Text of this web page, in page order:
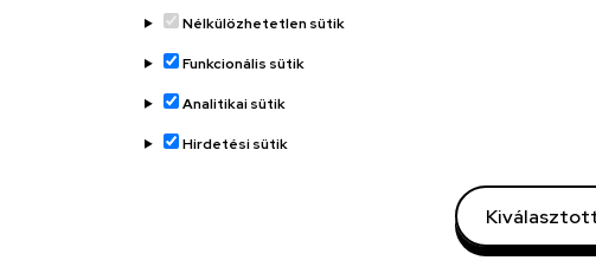
Technikai információk
Nélkülözhetetlen sütik
Funkcionális sütik
Analitikai sütik
Hirdetési sütik